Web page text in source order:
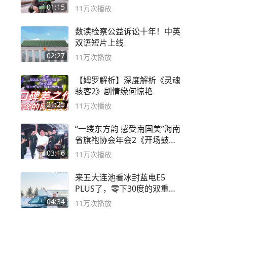
01:15 11万次播放
02:27
数读检察公益诉讼十年！中英
双语短片上线
11万次播放
21:25
【姆罗解析】深度解析《灵魂
骇客2》剧情缘何惊艳
11万次播放
03:16
“一缕东方韵 感受南国美”海南
省旗袍协会年会2《开场鼓》
二团
11万次播放
04:34
来五大连池看冰封蓝电E5
PLUS了，零下30度的双重冰
封40小时全录
11万次播放